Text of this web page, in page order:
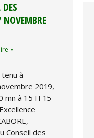
à
2019,
mn à 15 H 15
Conseil des